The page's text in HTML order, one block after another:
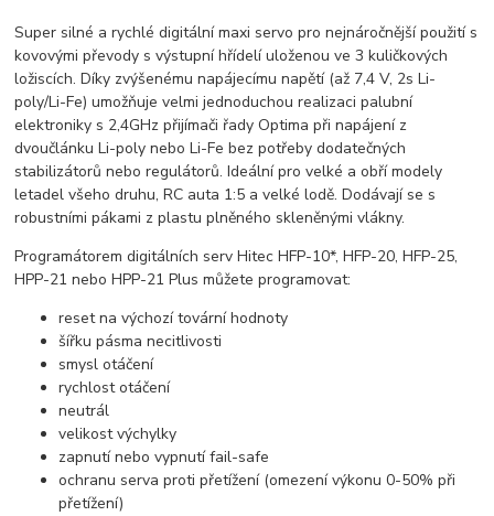
Super silné a rychlé digitální maxi servo pro nejnáročnější použití s
kovovými převody s výstupní hřídelí uloženou ve 3 kuličkových
ložiscích. Díky zvýšenému napájecímu napětí (až 7,4 V, 2s Li-
poly/Li-Fe) umožňuje velmi jednoduchou realizaci palubní
elektroniky s 2,4GHz přijímači řady Optima při napájení z
dvoučlánku Li-poly nebo Li-Fe bez potřeby dodatečných
stabilizátorů nebo regulátorů. Ideální pro velké a obří modely
letadel všeho druhu, RC auta 1:5 a velké lodě. Dodávají se s
robustními pákami z plastu plněného skleněnými vlákny.
Programátorem digitálních serv Hitec HFP-10*, HFP-20, HFP-25,
HPP-21 nebo HPP-21 Plus můžete programovat:
reset na výchozí tovární hodnoty
šířku pásma necitlivosti
smysl otáčení
rychlost otáčení
neutrál
velikost výchylky
zapnutí nebo vypnutí fail-safe
ochranu serva proti přetížení (omezení výkonu 0-50% při
přetížení)